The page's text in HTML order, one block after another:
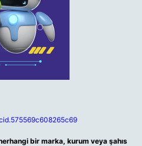
bir marka, kurum veya şahıs